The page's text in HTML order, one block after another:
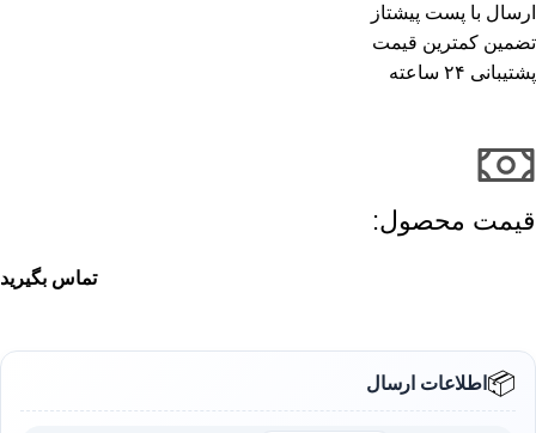
ارسال با پست پیشتاز
تضمین کمترین قیمت
پشتیبانی ۲۴ ساعته
قیمت محصول:​
تماس بگیرید
📦اطلاعات ارسال